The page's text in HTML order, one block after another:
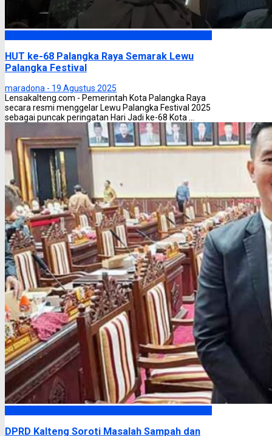
HUT ke-68 Palangka Raya Semarak Lewu
Palangka Festival
maradona - 19 Agustus 2025
Lensakalteng.com - Pemerintah Kota Palangka Raya
secara resmi menggelar Lewu Palangka Festival 2025
sebagai puncak peringatan Hari Jadi ke-68 Kota ...
DPRD Kalteng Soroti Masalah Sampah dan